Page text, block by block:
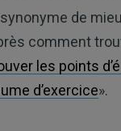
de
comment
les points
d’exercice».